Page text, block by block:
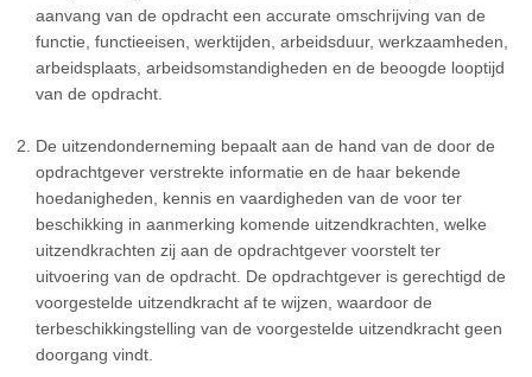
aanvang van de opdracht een accurate omschrijving van de
functie, functieeisen, werktijden, arbeidsduur, werkzaamheden,
arbeidsplaats, arbeidsomstandigheden en de beoogde looptijd
van de opdracht.
De uitzendonderneming bepaalt aan de hand van de door de
opdrachtgever verstrekte informatie en de haar bekende
hoedanigheden, kennis en vaardigheden van de voor ter
beschikking in aanmerking komende uitzendkrachten, welke
uitzendkrachten zij aan de opdrachtgever voorstelt ter
uitvoering van de opdracht. De opdrachtgever is gerechtigd de
voorgestelde uitzendkracht af te wijzen, waardoor de
terbeschikkingstelling van de voorgestelde uitzendkracht geen
doorgang vindt.